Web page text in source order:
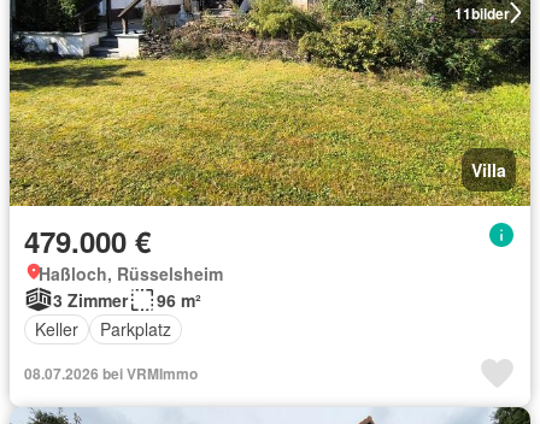
11bilder
Villa
479.000 €
Haßloch, Rüsselsheim
3 Zimmer
96 m²
Keller
Parkplatz
08.07.2026 bei VRMImmo